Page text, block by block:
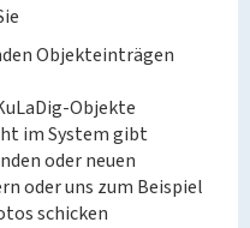
Objekteinträgen
Objekte
im System gibt
oder neuen
oder uns zum Beispiel
schicken